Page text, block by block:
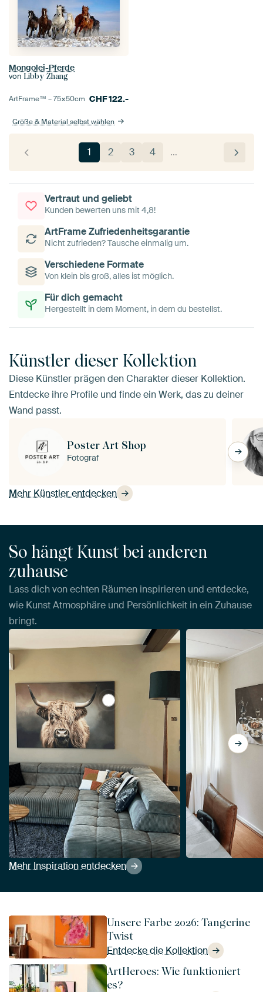
Mongolei-Pferde
von Libby Zhang
ArtFrame™ –75×50cm CHF122.-
Größe & Material selbst wählen
1 2 3 4 …
Vertraut und geliebt
Kunden bewerten uns mit 4,8!
ArtFrame Zufriedenheitsgarantie
Nicht zufrieden? Tausche einmalig um.
Verschiedene Formate
Von klein bis groß, alles ist möglich.
Für dich gemacht
Hergestellt in dem Moment, in dem du bestellst.
Künstler dieser Kollektion
Diese Künstler prägen den Charakter dieser Kollektion.
Entdecke ihre Profile und finde ein Werk, das zu deiner
Wand passt.
Mehr Künstler entdecken
Poster Art Shop
Fotograf
So hängt Kunst bei anderen
zuhause
Lass dich von echten Räumen inspirieren und entdecke,
wie Kunst Atmosphäre und Persönlichkeit in ein Zuhause
bringt.
Mehr Inspiration entdecken
View Schottischer
Unsere Farbe 2026: Tangerine
Twist
Entdecke die Kollektion
ArtHeroes: Wie funktioniert
es?